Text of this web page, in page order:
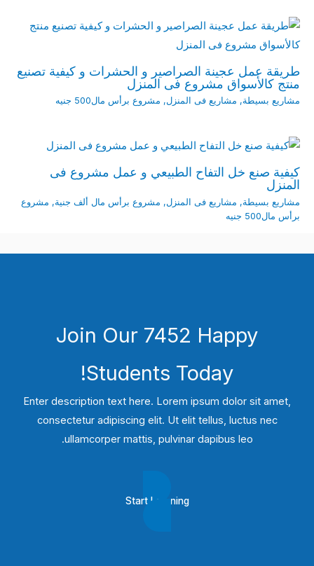
طريقة عمل عجينة الصراصير و الحشرات و كيفية تصنيع
منتج كالأسواق مشروع فى المنزل
مشاريع بسيطة, مشاريع فى المنزل, مشروع برأس مال500 جنيه
كيفية صنع خل التفاح الطبيعي و عمل مشروع فى
المنزل
مشاريع بسيطة, مشاريع فى المنزل, مشروع برأس مال ألف جنية, مشروع
برأس مال500 جنيه
Join Our 7452 Happy
Students​ Today!
Enter description text here. Lorem ipsum dolor sit amet,
consectetur adipiscing elit. Ut elit tellus, luctus nec
ullamcorper mattis, pulvinar dapibus leo.​
Start Learning